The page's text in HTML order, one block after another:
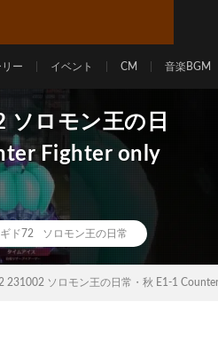
リー イベント CM 音楽BGM
ソロモン王の日
Fighter only
ギド72 ソロモン王の日常
231002 ソロモン王の日常・秋 E1-1